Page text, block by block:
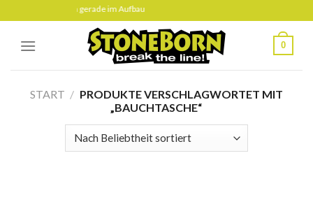
to
content
Seite befindet sich gerade im Aufbau
0
START / PRODUKTE VERSCHLAGWORTET MIT
„BAUCHTASCHE“